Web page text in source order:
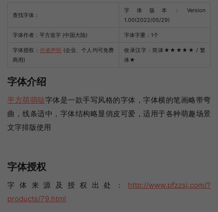
查找字体：
字体版本：Version
1.00(2022/05/29)
字体作者：平方造字 (中国大陆) 字体字重：1个
字体授权： 作者声明 (企业、个人均可免费
商用)
收录汉字：简体 ★★★★★ / 繁
体★
字体介绍
平方萌萌哒字体是一款手写风格的字体，字体横的笔画略带弯
曲，线条适中，字体结构略显俏皮可爱，适用于各种萌趣场景
文字排版使用
字体授权
字体来源及授权出处： http://www.pfzzsj.com/?
products/79.html